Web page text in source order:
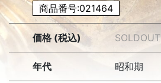
商品番号:021464
価格 (税込) SOLDOUT
年代 昭和期